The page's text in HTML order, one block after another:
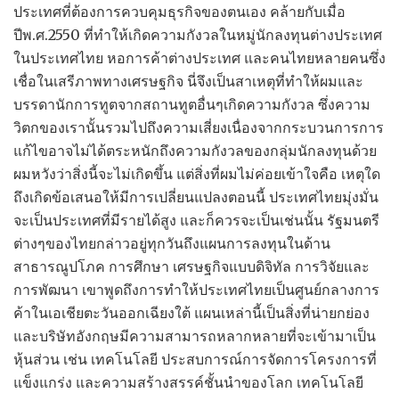
ประเทศที่ต้องการควบคุมธุรกิจของตนเอง คล้ายกับเมื่อ
ปีพ.ศ.2550 ที่ทำให้เกิดความกังวลในหมู่นักลงทุนต่างประเทศ
ในประเทศไทย หอการค้าต่างประเทศ และคนไทยหลายคนซึ่ง
เชื่อในเสรีภาพทางเศรษฐกิจ นี่จึงเป็นสาเหตุที่ทำให้ผมและ
บรรดานักการทูตจากสถานทูตอื่นๆเกิดความกังวล ซึ่งความ
วิตกของเรานั้นรวมไปถึงความเสี่ยงเนื่องจากกระบวนการการ
แก้ไขอาจไม่ได้ตระหนักถึงความกังวลของกลุ่มนักลงทุนด้วย
ผมหวังว่าสิ่งนี้จะไม่เกิดขึ้น แต่สิ่งที่ผมไม่ค่อยเข้าใจคือ เหตุใด
ถึงเกิดข้อเสนอให้มีการเปลี่ยนแปลงตอนนี้ ประเทศไทยมุ่งมั่น
จะเป็นประเทศที่มีรายได้สูง และก็ควรจะเป็นเช่นนั้น รัฐมนตรี
ต่างๆของไทยกล่าวอยู่ทุกวันถึงแผนการลงทุนในด้าน
สาธารณูปโภค การศึกษา เศรษฐกิจแบบดิจิทัล การวิจัยและ
การพัฒนา เขาพูดถึงการทำให้ประเทศไทยเป็นศูนย์กลางการ
ค้าในเอเชียตะวันออกเฉียงใต้ แผนเหล่านี้เป็นสิ่งที่น่ายกย่อง
และบริษัทอังกฤษมีความสามารถหลากหลายที่จะเข้ามาเป็น
หุ้นส่วน เช่น เทคโนโลยี ประสบการณ์การจัดการโครงการที่
แข็งแกร่ง และความสร้างสรรค์ชั้นนำของโลก เทคโนโลยี